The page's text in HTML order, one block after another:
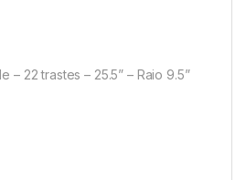
– 22 trastes – 25.5” – Raio 9.5”